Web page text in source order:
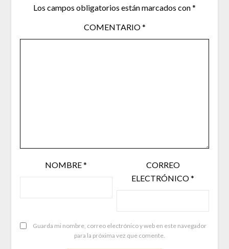
Los campos obligatorios están marcados con*
COMENTARIO*
NOMBRE*
CORREO
ELECTRÓNICO*
Guarda mi nombre, correo electrónico y web en este navegador
para la próxima vez que comente.